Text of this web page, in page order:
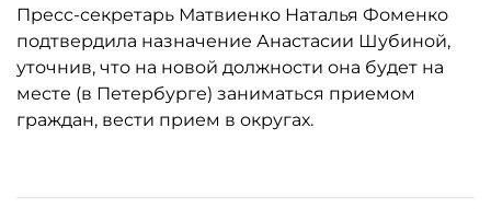
Пресс-секретарь Матвиенко Наталья Фоменко
подтвердила назначение Анастасии Шубиной,
уточнив, что на новой должности она будет на
месте (в Петербурге) заниматься приемом
граждан, вести прием в округах.